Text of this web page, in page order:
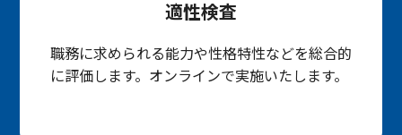
適性検査
職務に求められる能力や性格特性などを総合的
に評価します。オンラインで実施いたします。